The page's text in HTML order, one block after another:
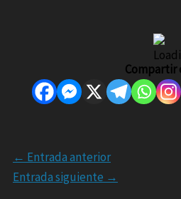
Compartir
← Entrada anterior
Entrada siguiente →